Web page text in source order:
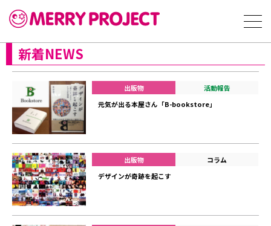
新着NEWS
出版物
活動報告
元気が出る本屋さん「B-bookstore」
出版物
コラム
デザインが奇跡を起こす